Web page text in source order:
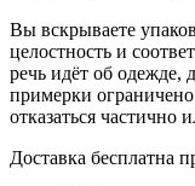
Вы вскрываете
целостность и
речь идёт об одежде,
примерки
отказаться частично
Доставка бесплатна